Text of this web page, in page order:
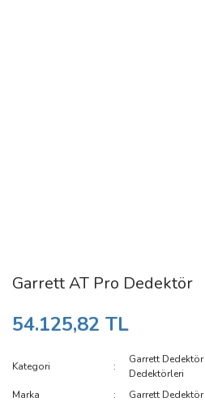
Garrett AT Pro Dedektör
54.125,82 TL
Kategori
Garrett Dedektör
Dedektörleri
Marka
Garrett Dedektör